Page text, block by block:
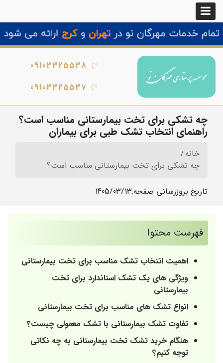
09103325538
09103325537
چه تشکی برای تخت بیمارستانی مناسب است؟
راهنمای انتخاب تشک طبی برای بیماران
خانه
چه تشکی برای تخت بیمارستانی مناسب است؟
تاریخ بروزرسانی صفحه:1405/03/13
فهرست محتوا
اهمیت انتخاب تشک مناسب برای تخت بیمارستانی
ویژگی های یک تشک استاندارد برای تخت
بیمارستانی
انواع تشک های مناسب برای تخت بیمارستانی
تفاوت تشک بیمارستانی با تشک معمولی چیست؟
هنگام خرید تشک تخت بیمارستانی به چه نکاتی
توجه کنیم؟